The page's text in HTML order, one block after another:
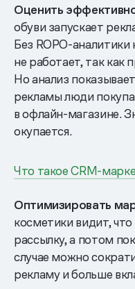
Оценить
обуви запускает
Без ROPO-
не работает, так как
Но анализ
рекламы люди
в офлайн-магазине.
окупается.
Что такое CRM-
Оптимизировать
косметики видит,
рассылку, а потом
случае можно
рекламу и больше